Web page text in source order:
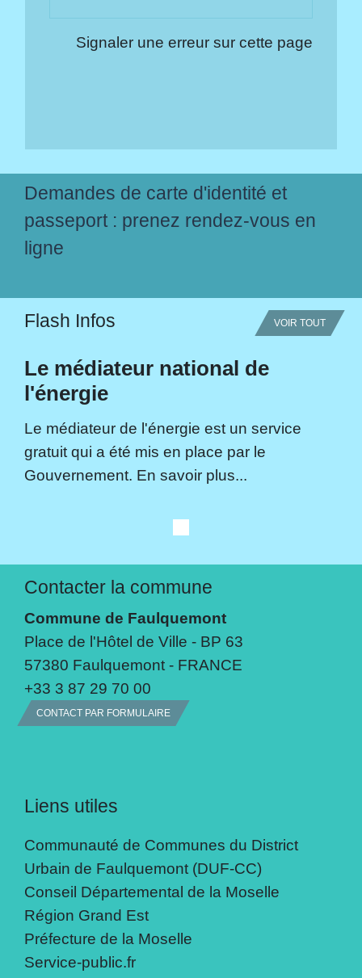
Signaler une erreur sur cette page
Demandes de carte d'identité et
passeport : prenez rendez-vous en
ligne
Flash Infos VOIR TOUT
Le médiateur national de
l'énergie
Le médiateur de l'énergie est un service
gratuit qui a été mis en place par le
Gouvernement. En savoir plus...
Contacter la commune
Commune de Faulquemont
Place de l'Hôtel de Ville - BP 63
57380 Faulquemont - FRANCE
+33 3 87 29 70 00
CONTACT PAR FORMULAIRE
Liens utiles
Communauté de Communes du District
Urbain de Faulquemont (DUF-CC)
Conseil Départemental de la Moselle
Région Grand Est
Préfecture de la Moselle
Service-public.fr